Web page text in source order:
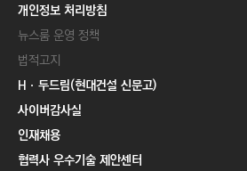
개인정보 처리방침
뉴스룸 운영 정책
법적고지
Hㆍ두드림(현대건설 신문고)
사이버감사실
인재채용
협력사 우수기술 제안센터